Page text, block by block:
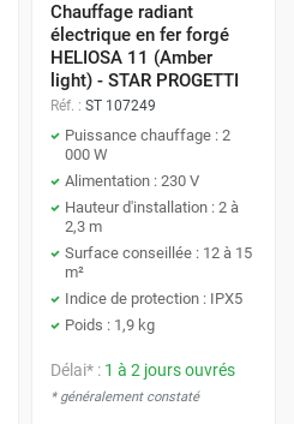
Chauffage radiant
électrique en fer forgé
HELIOSA 11 (Amber
light) - STAR PROGETTI
Réf. : ST 107249
Puissance chauffage : 2
000 W
Alimentation : 230 V
Hauteur d'installation : 2 à
2,3 m
Surface conseillée : 12 à 15
m²
Indice de protection : IPX5
Poids : 1,9 kg
Délai* : 1 à 2 jours ouvrés
* généralement constaté